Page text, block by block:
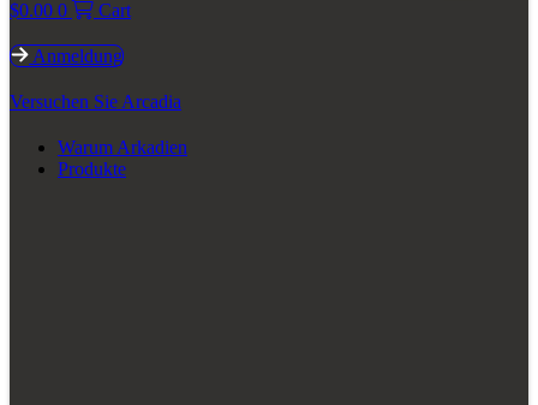
$0.00 0 Cart
Anmeldung
Versuchen Sie Arcadia
Warum Arkadien
Produkte